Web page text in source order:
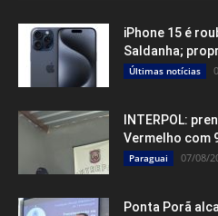
iPhone 15 é
Saldanha;
Últimas notícias
INTERPOL:
Vermelho com
Paraguai 07/08/
Ponta Porã